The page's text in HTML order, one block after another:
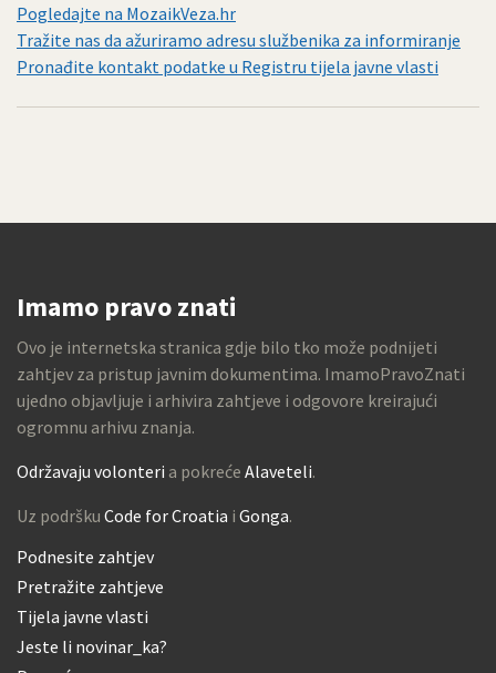
Pogledajte na MozaikVeza.hr
Tražite nas da ažuriramo adresu službenika za informiranje
Pronađite kontakt podatke u Registru tijela javne vlasti
Imamo pravo znati
Ovo je internetska stranica gdje bilo tko može podnijeti
zahtjev za pristup javnim dokumentima. ImamoPravoZnati
ujedno objavljuje i arhivira zahtjeve i odgovore kreirajući
ogromnu arhivu znanja.
Održavaju volonteri a pokreće Alaveteli.
Uz podršku Code for Croatia i Gonga.
Podnesite zahtjev
Pretražite zahtjeve
Tijela javne vlasti
Jeste li novinar_ka?